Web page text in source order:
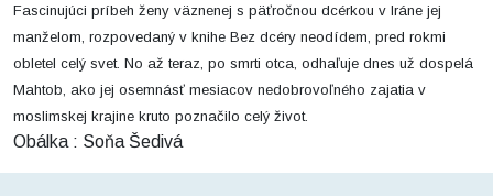
Fascinujúci príbeh ženy väznenej s päťročnou dcérkou v Iráne jej
manželom, rozpovedaný v knihe Bez dcéry neodídem, pred rokmi
obletel celý svet. No až teraz, po smrti otca, odhaľuje dnes už dospelá
Mahtob, ako jej osemnásť mesiacov nedobrovoľného zajatia v
moslimskej krajine kruto poznačilo celý život.
Obálka : Soňa Šedivá